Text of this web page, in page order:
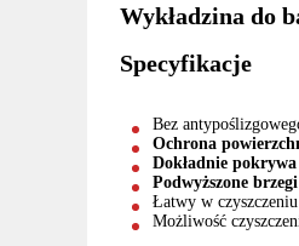
Wykładzina do
Specyfikacje
Bez
Ochrona
Dokładnie
Podwyższone
Łatwy w
Możliwość